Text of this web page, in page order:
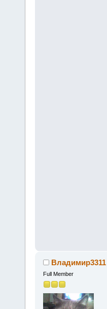
Владимир3311
Full Member